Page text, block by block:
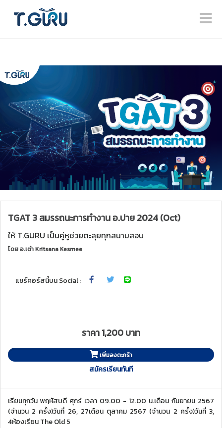
TGAT 3 สมรรถนะการทำงาน อ.ปาย 2024 (Oct)
ให้ T.GURU เป็นคู่หูช่วยตะลุยทุกสนามสอบ
โดยอ.เต๋า Kritsana Kesmee
แชร์คอร์สนี้บน Social :
ราคา 1,200 บาท
เพิ่มลงตะกร้า
สมัครเรียนทันที
เรียนทุกวัน พฤหัสบดี ศุกร์ เวลา 09.00 - 12.00 น.เดือน กันยายน 2567
(จำนวน 2 ครั้ง)วันที่ 26, 27เดือน ตุลาคม 2567 (จำนวน 2 ครั้ง)วันที่ 3,
4ห้องเรียน The Old 5